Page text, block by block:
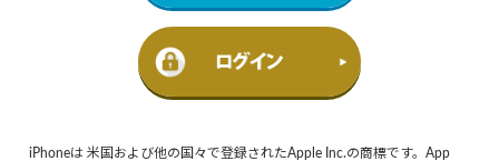
iPhoneは 米国および他の国々で登録されたApple Inc.の商標です。App